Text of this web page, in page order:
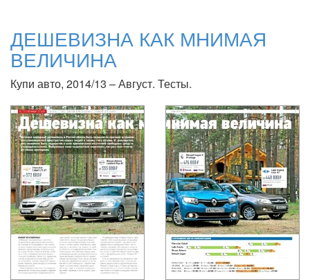
ДЕШЕВИЗНА КАК МНИМАЯ
ВЕЛИЧИНА
Купи авто, 2014/13 – Август. Тесты.